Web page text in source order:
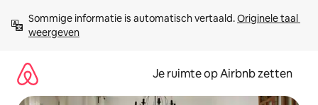
direct
naar
Sommige informatie is automatisch vertaald. Originele taal
weergeven
Je ruimte op Airbnb zetten